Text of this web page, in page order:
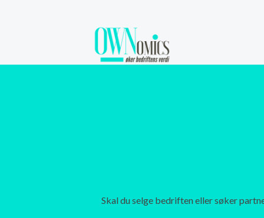
Skal du selge bedriften eller søker